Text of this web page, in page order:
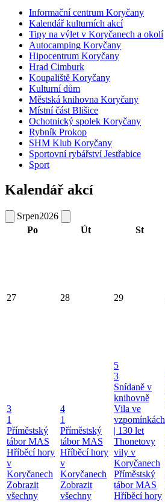
Informační centrum Koryčany
Kalendář kulturních akcí
Tipy na výlet v Koryčanech a okolí
Autocamping Koryčany
Hipocentrum Koryčany
Hrad Cimburk
Koupaliště Koryčany
Kulturní dům
Městská knihovna Koryčany
Místní část Blišice
Ochotnický spolek Koryčany
Rybník Prokop
SHM Klub Koryčany
Sportovní rybářství Jestřabice
Sport
Kalendář akcí
Srpen2026
Po
Út St
27 28 29
3
1
Příměstský
tábor MAS
Hříběcí hory
v
Koryčanech
Zobrazit
všechny
4
1
Příměstský
tábor MAS
Hříběcí hory
v
Koryčanech
Zobrazit
všechny
5
3
Snídaně v
knihovně
Vila ve
vzpomínkách
| 130 let
Thonetovy
vily v
Koryčanech
Příměstský
tábor MAS
Hříběcí hory